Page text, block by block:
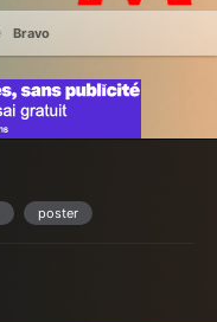
Bravo
poster